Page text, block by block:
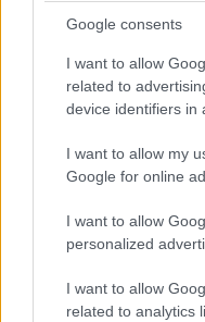
Google consents
I want to allow
related to
device identifiers in
I want to allow my
Google for online
I want to allow
personalized
I want to allow
related to analytics
Kis szünet,